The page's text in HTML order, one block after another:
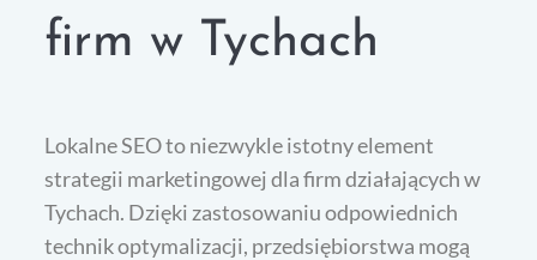
firm w Tychach
Lokalne SEO to niezwykle istotny element
strategii marketingowej dla firm działających w
Tychach. Dzięki zastosowaniu odpowiednich
technik optymalizacji, przedsiębiorstwa mogą